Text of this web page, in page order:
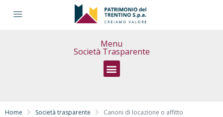
Menu
Società Trasparente
Home Società trasparente Canoni di locazione o affitto